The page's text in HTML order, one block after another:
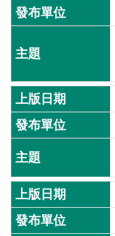
部
簡
題
政
策
訊
息
快
遞
主